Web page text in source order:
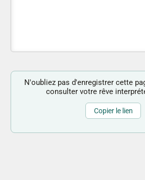
N'oubliez pas d'enregistrer cette
consulter votre rêve
Copier le lien